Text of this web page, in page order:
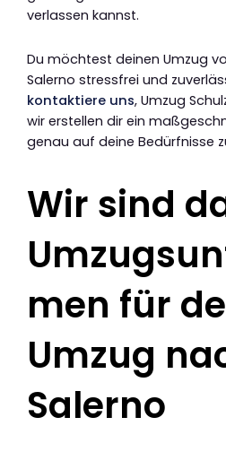
verlassen kannst.
Du möchtest deinen Umzug
Salerno stressfrei und
kontaktiere uns, Umzug
wir erstellen dir ein
genau auf deine Bedürfnisse
Wir sind
men für
Umzug
Salerno